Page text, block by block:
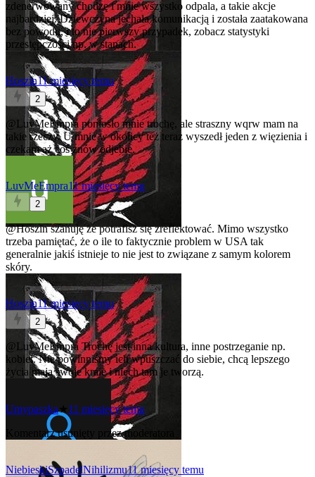
zdenerwowany chodzę i mnie wszystko odpala, a takie akcje
najbardziej. Dziewczyna jechała komunikacją i została zaatakowana
bez powodu, i to nie pierwszy przypadek, zobacz statystyki
przestępczości np. w stanach.
Hoszin11 miesięcy temu
2
@LuvMeEmpraponiosło mnie trochę, ale straszny wqrw mam na
takie rzeczy. U mnie w okolicy też teraz wyszedł jeden z więzienia i
czekam aż coś znów odjebie.
LuvMeEmpra11 miesięcy temu
2
@Hoszinszanuję że potrafisz się zreflektować. Mimo wszystko
trzeba pamiętać, że o ile to faktycznie problem w USA tak
generalnie jakiś istnieje to nie jest to związane z samym kolorem
skóry.
Hoszin11 miesięcy temu
2
@LuvMeEmpraTrochę jest inna kultura, inne postrzeganie np.
kobiet. Nie powinniśmy ich wpuszczać do siebie, chcą lepszego
życia maja swoje kraje i niech tam je tworzą.
Umypaszka★ 11 miesięcy temu
Komentarz usunięty przez moderatora
NiebieskiSzpadelNihilizmu11 miesięcy temu